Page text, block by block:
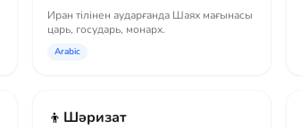
Иран тілінен аударғанда Шаях мағынасы
царь, государь, монарх.
Arabic
👦 Шәризат